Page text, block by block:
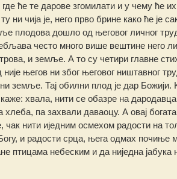
ће те дарове згомилати и у чему ће
чија је, него прво брине како ће је
плодова дошло од његовог личног
често много више вештине него
и земље. А то су четири главне
његов ни због његовог ништавног
земље. Тај обилни плод је дар Божији.
хвала, нити се обазре на
хлеба, па захвали даваоцу. А овај
нити иједним осмехом радости на
и радости срца, њега одмах почиње
птицама небеским и да ниједна јабука